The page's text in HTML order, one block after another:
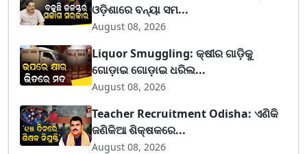
ଓଡ଼ିଶାରେ ବନ୍ୟା ସମ...
August 08, 2026
Liquor Smuggling: କ୍ଷୀର ଗାଡ଼ିକୁ
ଗୋଡ଼ାଇ ଗୋଡ଼ାଇ ଧରିଲ...
August 08, 2026
Teacher Recruitment Odisha: ଏଣିକି
ଜଣିକିଆ ଶିକ୍ଷକରେ...
August 08, 2026